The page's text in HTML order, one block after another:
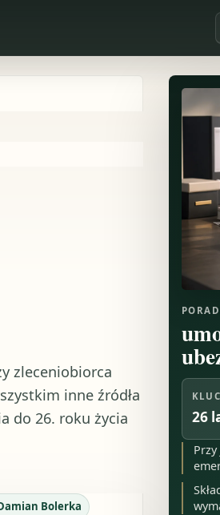
zleceniobiorca
inne źródła
do 26. roku życia
Bolerka
26